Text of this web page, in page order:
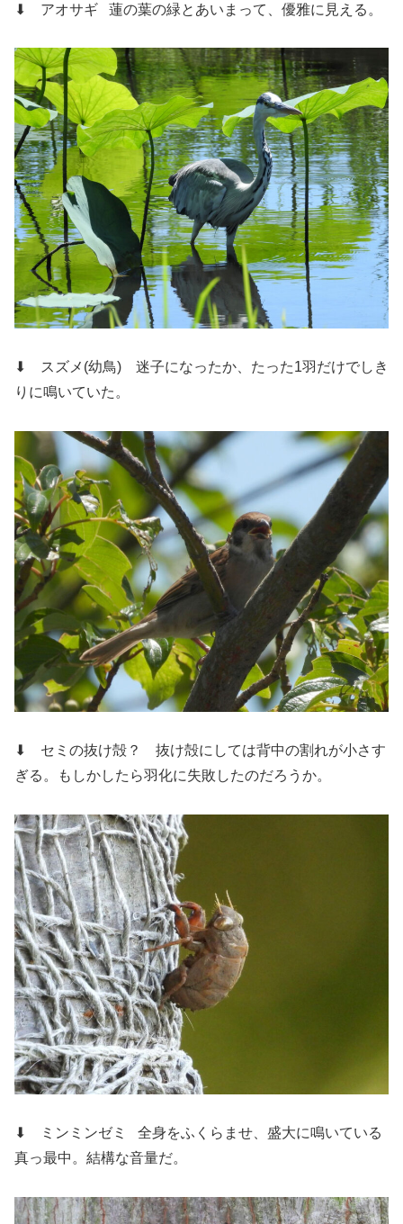
⬇ アオサギ 蓮の葉の緑とあいまって、優雅に見える。
⬇ スズメ(幼鳥) 迷子になったか、たった1羽だけでしき
りに鳴いていた。
⬇ セミの抜け殻？ 抜け殻にしては背中の割れが小さす
ぎる。もしかしたら羽化に失敗したのだろうか。
⬇ ミンミンゼミ 全身をふくらませ、盛大に鳴いている
真っ最中。結構な音量だ。